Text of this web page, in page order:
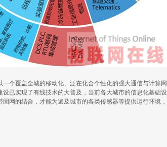
一个覆盖全城的移动化、泛在化合个性化的强大通信与计算
已实现了有线技术的大普及，当前各大城市的信息化基础
网的结合，才能为遍及城市的各类传感器等提供运行环境